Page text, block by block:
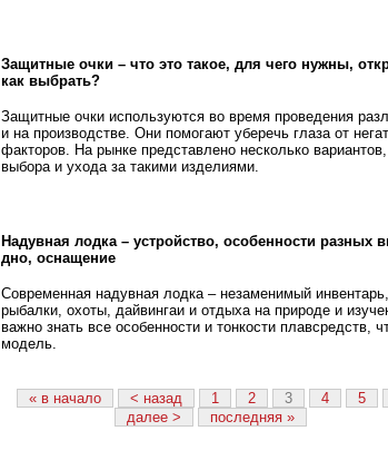
Защитные очки – что это такое, для чего нужны,
как выбрать?
Защитные очки используются во время проведения
и на производстве. Они помогают уберечь глаза от
факторов. На рынке представлено несколько
выбора и ухода за такими изделиями.
Надувная лодка – устройство, особенности разных
дно, оснащение
Современная надувная лодка – незаменимый
рыбалки, охоты, дайвингаи и отдыха на природе и
важно знать все особенности и тонкости плавсредств,
модель.
« в начало < назад 1 2 3 4 5
далее >
последняя »